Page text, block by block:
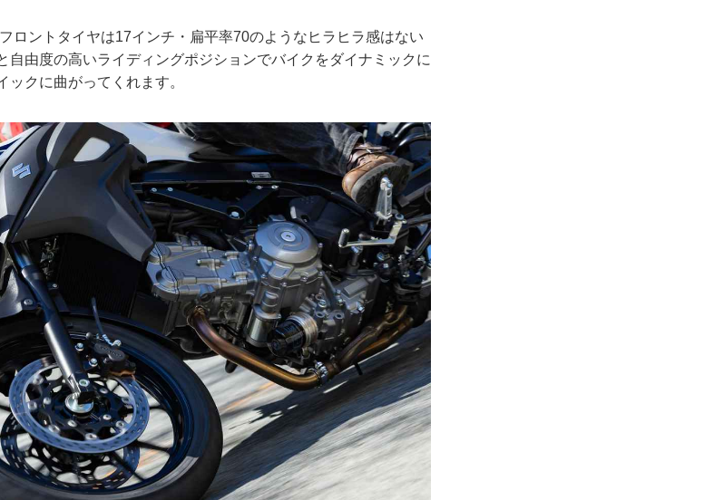
ロントタイヤは17インチ・扁平率70のようなヒラヒラ感はない
自由度の高いライディングポジションでバイクをダイナミックに
クに曲がってくれます。